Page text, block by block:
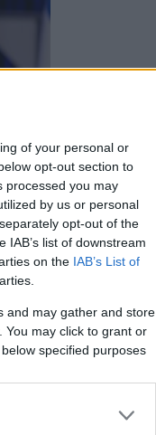
of your personal or
opt-out section to
processed you may
by us or personal
opt-out of the
list of downstream
on the IAB’s List of
and may gather and store
You may click to grant or
specified purposes
για